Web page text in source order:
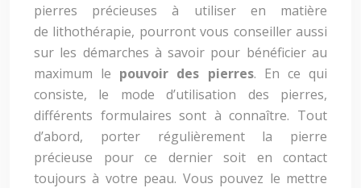
pierres précieuses à utiliser en matière
de lithothérapie, pourront vous conseiller aussi
sur les démarches à savoir pour bénéficier au
maximum le pouvoir des pierres. En ce qui
consiste, le mode d’utilisation des pierres,
différents formulaires sont à connaître. Tout
d’abord, porter régulièrement la pierre
précieuse pour ce dernier soit en contact
toujours à votre peau. Vous pouvez le mettre